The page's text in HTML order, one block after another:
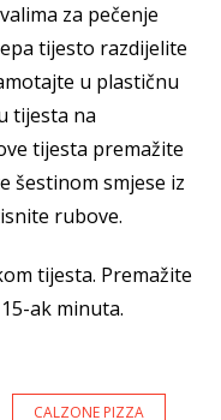
za pečenje
tijesto razdijelite
u plastičnu
tijesta na
tijesta premažite
šestinom smjese iz
rubove.
tijesta. Premažite
ak minuta.
CALZONE PIZZA